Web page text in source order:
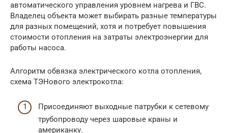
автоматического управления уровнем нагрева и ГВС.
Владелец объекта может выбирать разные температуры
для разных помещений, хотя и потребует повышения
стоимости отопления на затраты электроэнергии для
работы насоса.
Алгоритм обвязка электрического котла отопления,
схема ТЭНового электрокотла:
Присоединяют выходные патрубки к сетевому
трубопроводу через шаровые краны и
американку.